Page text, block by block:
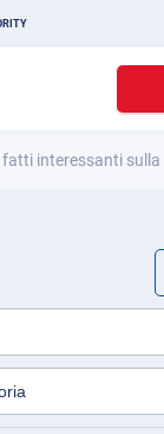
fatti interessanti sulla